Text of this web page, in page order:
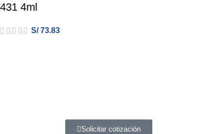
431 4ml
S/73.83
Solicitar cotización